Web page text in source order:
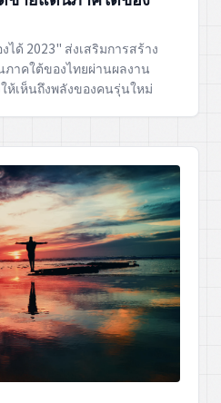
ด้ 2023" ส่งเสริมการสร้าง
าคใต้ของไทยผ่านผลงาน
ห้เห็นถึงพลังของคนรุ่นใหม่